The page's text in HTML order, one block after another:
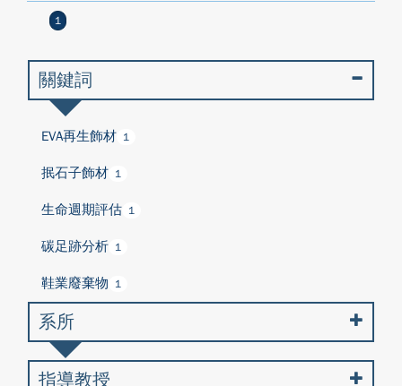
1
關鍵詞
EVA再生飾材 1
抿石子飾材 1
生命週期評估 1
碳足跡分析 1
鞋業廢棄物 1
系所
指導教授